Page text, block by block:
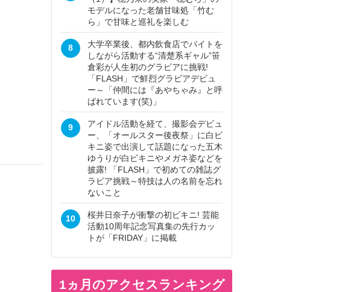
モデルになった老舗甘味処「竹む
ら」で甘味と巡礼を楽しむ
8
大学卒業後、都内飲食店でバイトを
しながら活動する“清楚系ギャル”笹
倉彩が人生初のグラビアに挑戦!
「FLASH」で鮮烈グラビアデビュ
ー～「仲間には『あやちゃみ』と呼
ばれています(笑)」
9
アイドル活動を経て、撮影会デビュ
ー、「オールスター後夜祭」に白ビ
キニ姿で出演して話題になった五木
ゆうりが白ビキニやメガネ姿などを
披露! 「FLASH」で初めての雑誌グ
ラビア挑戦～特技は人の名前を忘れ
ないこと
10
桜井日奈子が衝撃の初ビキニ! 芸能
活動10周年記念写真集の先行カッ
トが「FRIDAY」に掲載
1ヵ月のアクセスランキング